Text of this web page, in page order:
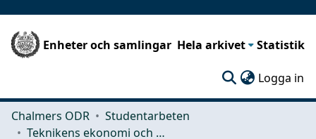
Enheter och samlingar Hela arkivet Statistik
Logga in
Chalmers ODR
Studentarbeten
Teknikens ekonomi och organisation